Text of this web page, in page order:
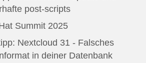
post-scripts
Summit 2025
Nextcloud 31 - Falsches
in deiner Datenbank